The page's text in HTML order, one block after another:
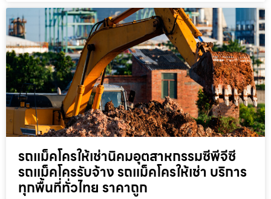
รถแม็คโครให้เช่านิคมอุตสาหกรรมซีพีจีซี
รถแม็คโครรับจ้าง รถแม็คโครให้เช่า บริการ
ทุกพื้นที่ทั่วไทย ราคาถูก